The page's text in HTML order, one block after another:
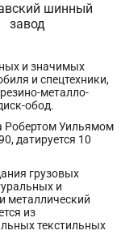
шинный
завод
и значимых
и спецтехники,
металло-
обод.
Робертом Уильямом
датируется 10
грузовых
и
металлический
из
текстильных